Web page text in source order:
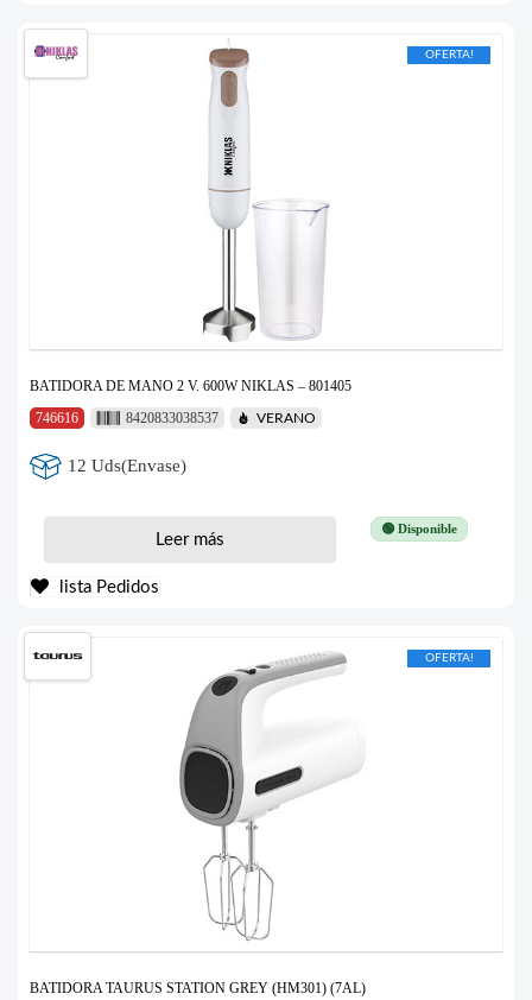
OFERTA!
BATIDORA DE MANO 2 V. 600W NIKLAS – 801405
746616
8420833038537 VERANO
12 Uds(Envase)
🟢 Disponible
Leer más
lista Pedidos
OFERTA!
BATIDORA TAURUS STATION GREY (HM301) (7AL)